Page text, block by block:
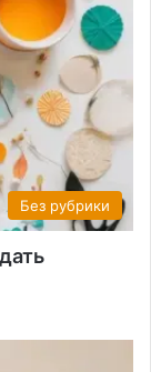
Без рубрики